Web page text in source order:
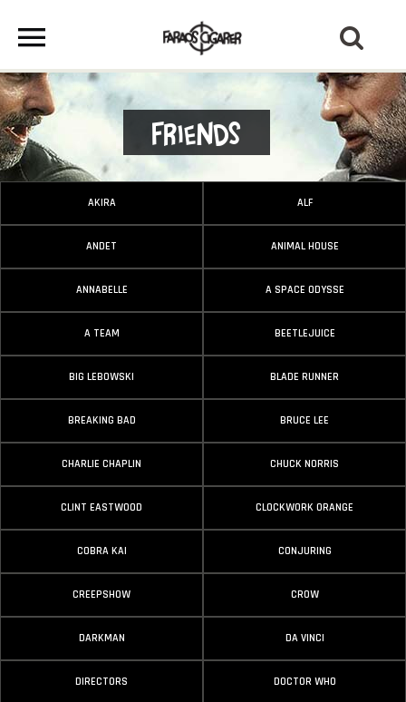
Friends
AKIRA ALF
ANDET ANIMAL HOUSE
ANNABELLE A SPACE ODYSSE
A TEAM BEETLEJUICE
BIG LEBOWSKI BLADE RUNNER
BREAKING BAD BRUCE LEE
CHARLIE CHAPLIN CHUCK NORRIS
CLINT EASTWOOD CLOCKWORK ORANGE
COBRA KAI CONJURING
CREEPSHOW CROW
DARKMAN DA VINCI
DIRECTORS DOCTOR WHO